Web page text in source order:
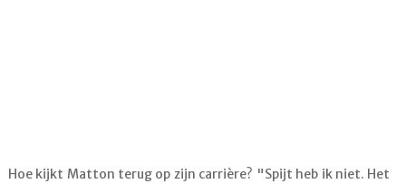
Hoe kijkt Matton terug op zijn carrière? "Spijt heb ik niet. Het